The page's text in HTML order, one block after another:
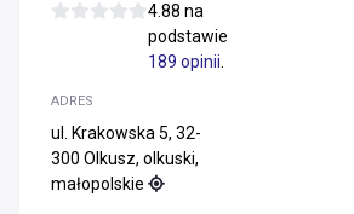
4.88 na
podstawie
189 opinii
ADRES
ul. Krakowska 5, 32-
300 Olkusz, olkuski,
małopolskie